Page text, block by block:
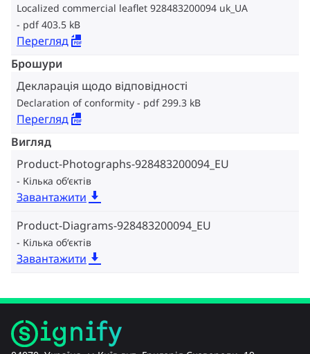
Localized commercial leaflet 928483200094 uk_UA
pdf 403.5 kB
Перегляд
Брошури
Декларація щодо відповідності
Declaration of conformity pdf 299.3 kB
Перегляд
Вигляд
Product-Photographs-928483200094_EU
Кілька об‘єктів
Завантажити
Product-Diagrams-928483200094_EU
Кілька об‘єктів
Завантажити